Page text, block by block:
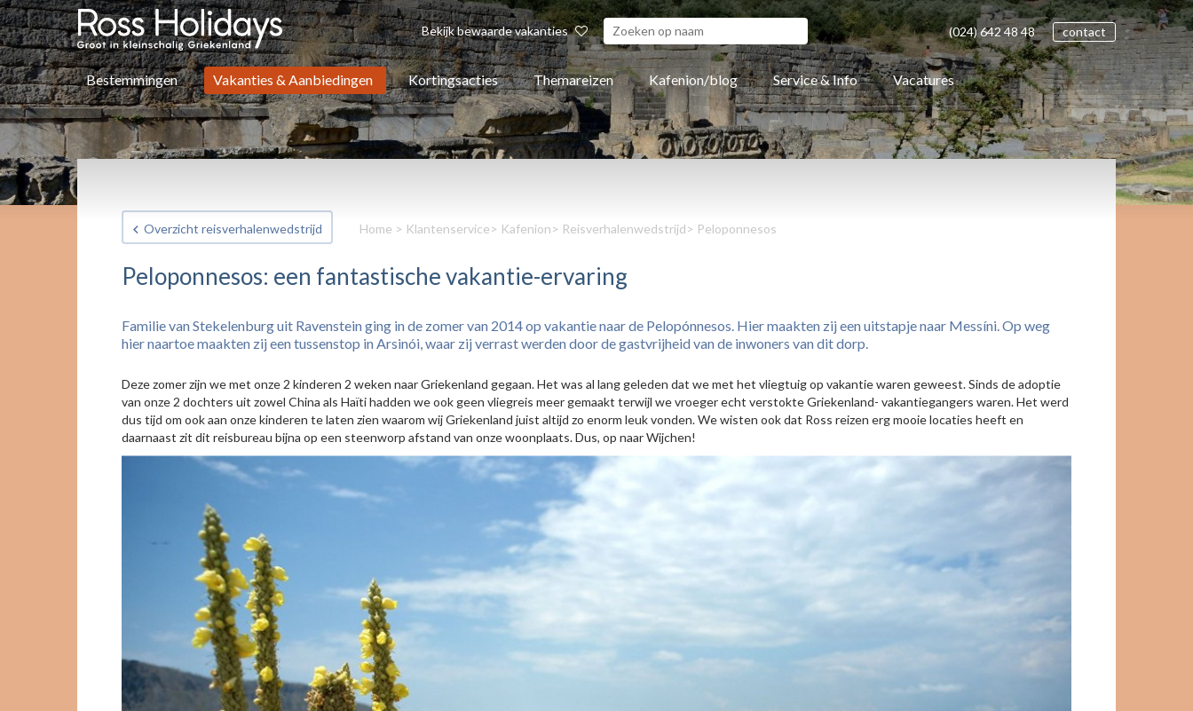
Bekijk bewaarde vakanties (024)642 4848 contact
Bestemmingen Vakanties & Aanbiedingen Kortingsacties Themareizen Kafenion/blog Service & Info Vacatures
Overzicht reisverhalenwedstrijd Home > Klantenservice> Kafenion> Reisverhalenwedstrijd> Peloponnesos
Peloponnesos: een fantastische vakantie-ervaring
Familie van Stekelenburg uit Ravenstein ging in de zomer van 2014 op vakantie naar de Pelopónnesos. Hier maakten zij een uitstapje naar Messíni. Op weg
hier naartoe maakten zij een tussenstop in Arsinói, waar zij verrast werden door de gastvrijheid van de inwoners van dit dorp.
Deze zomer zijn we met onze 2 kinderen 2 weken naar Griekenland gegaan. Het was al lang geleden dat we met het vliegtuig op vakantie waren geweest. Sinds de adoptie
van onze 2 dochters uit zowel China als Haïti hadden we ook geen vliegreis meer gemaakt terwijl we vroeger echt verstokte Griekenland- vakantiegangers waren. Het werd
dus tijd om ook aan onze kinderen te laten zien waarom wij Griekenland juist altijd zo enorm leuk vonden. We wisten ook dat Ross reizen erg mooie locaties heeft en
daarnaast zit dit reisbureau bijna op een steenworp afstand van onze woonplaats. Dus, op naar Wijchen!